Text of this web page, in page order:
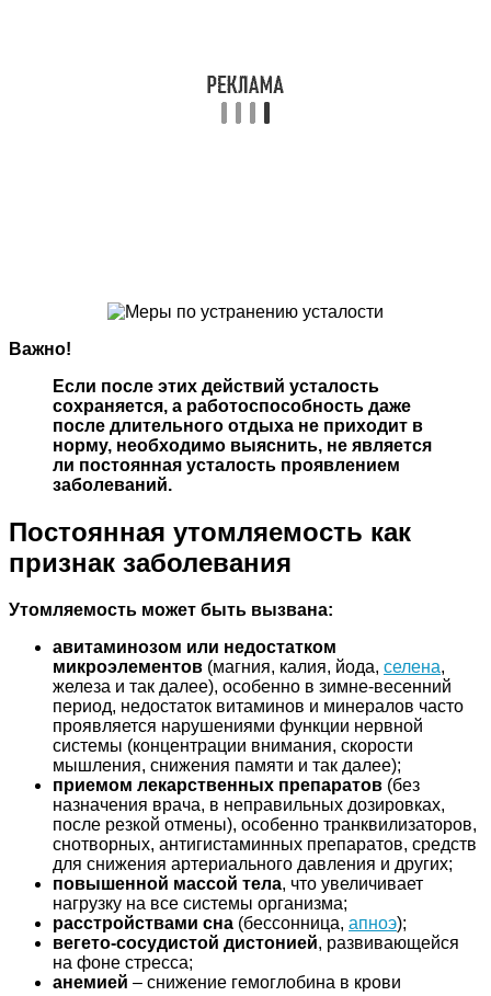
Важно!
Если после этих действий усталость
сохраняется, а работоспособность даже
после длительного отдыха не приходит в
норму, необходимо выяснить, не является
ли постоянная усталость проявлением
заболеваний.
Постоянная утомляемость как
признак заболевания
Утомляемость может быть вызвана:
авитаминозом или недостатком
микроэлементов (магния, калия, йода, селена,
железа и так далее), особенно в зимне-весенний
период, недостаток витаминов и минералов часто
проявляется нарушениями функции нервной
системы (концентрации внимания, скорости
мышления, снижения памяти и так далее);
приемом лекарственных препаратов (без
назначения врача, в неправильных дозировках,
после резкой отмены), особенно транквилизаторов,
снотворных, антигистаминных препаратов, средств
для снижения артериального давления и других;
повышенной массой тела, что увеличивает
нагрузку на все системы организма;
расстройствами сна (бессонница, апноэ);
вегето-сосудистой дистонией, развивающейся
на фоне стресса;
анемией – снижение гемоглобина в крови